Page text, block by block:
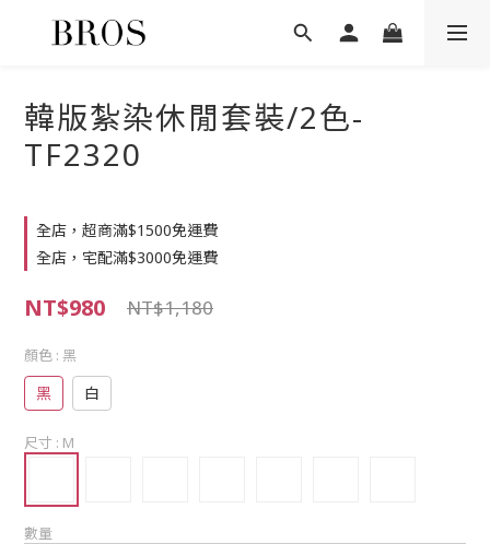
韓版紮染休閒套裝/2色-
TF2320
全店，超商滿$1500免運費
全店，宅配滿$3000免運費
NT$980 NT$1,180
顏色 : 黑
黑 白
尺寸 : M
數量